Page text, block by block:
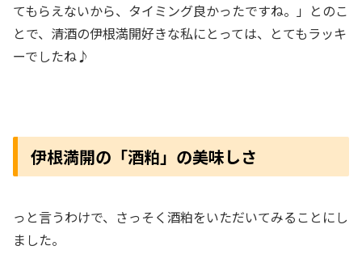
てもらえないから、タイミング良かったですね。」とのこ
とで、清酒の伊根満開好きな私にとっては、とてもラッキ
ーでしたね♪
伊根満開の「酒粕」の美味しさ
っと言うわけで、さっそく酒粕をいただいてみることにし
ました。